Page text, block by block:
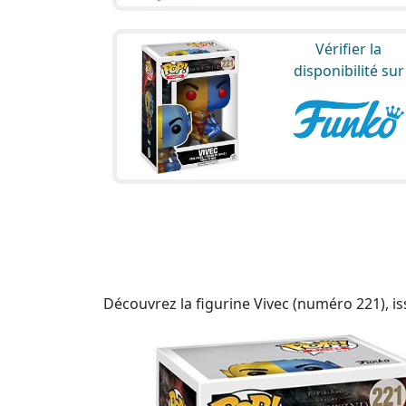
Vérifier la
disponibilité sur
Découvrez la figurine Vivec (numéro 221),